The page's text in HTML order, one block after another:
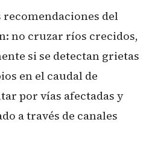
del
no cruzar ríos crecidos,
si se detectan grietas
en el caudal de
por vías afectadas y
a través de canales